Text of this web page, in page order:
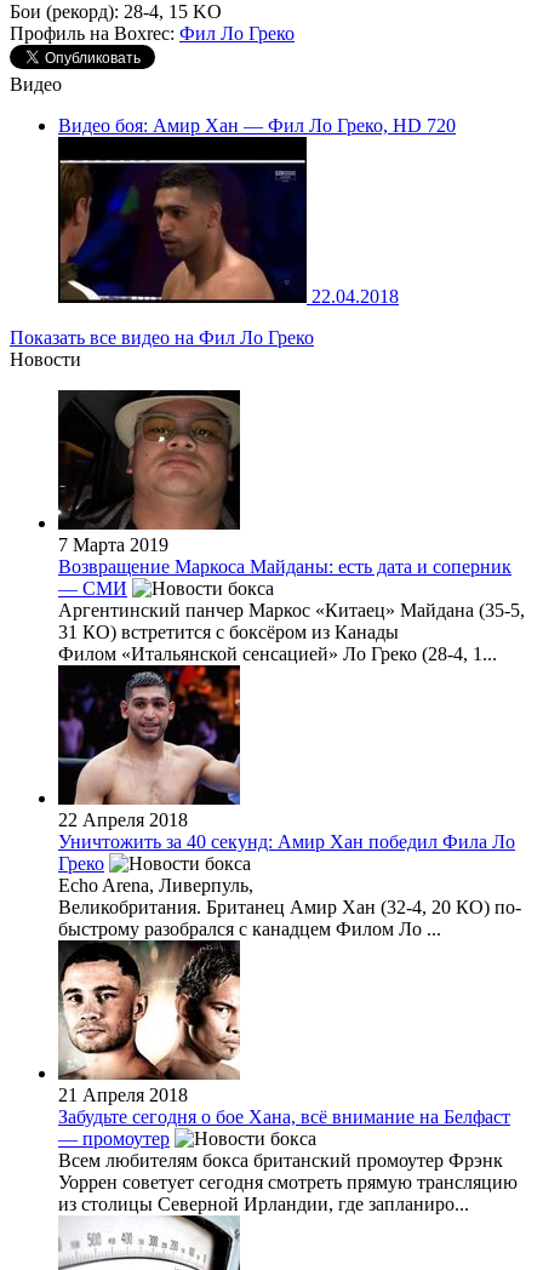
Бои (рекорд): 28-4, 15 KO
Профиль на Boxrec: Фил Ло Греко
Видео
Видео боя: Амир Хан — Фил Ло Греко, HD 720
22.04.2018
Показать все видео на Фил Ло Греко
Новости
7 Марта 2019
Возвращение Маркоса Майданы: есть дата и соперник
— СМИ
Аргентинский панчер Маркос «Китаец» Майдана (35-5,
31 КО) встретится с боксёром из Канады
Филом «Итальянской сенсацией» Ло Греко (28-4, 1...
22 Апреля 2018
Уничтожить за 40 секунд: Амир Хан победил Фила Ло
Греко
Echo Arena, Ливерпуль,
Великобритания. Британец Амир Хан (32-4, 20 КО) по-
быстрому разобрался с канадцем Филом Ло ...
21 Апреля 2018
Забудьте сегодня о бое Хана, всё внимание на Белфаст
— промоутер
Всем любителям бокса британский промоутер Фрэнк
Уоррен советует сегодня смотреть прямую трансляцию
из столицы Северной Ирландии, где запланиро...